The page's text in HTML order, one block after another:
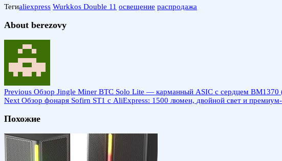
Тегиaliexpress Wurkkos Double 11 освещение распродажа
About berezovy
Previous Обзор Jingle Miner BTC Solo Lite — карманный ASIC с сердцем BM1370
Next Обзор фонаря Sofirn ST1 с AliExpress: 1500 люмен, двойной свет и премиум-
Похожие